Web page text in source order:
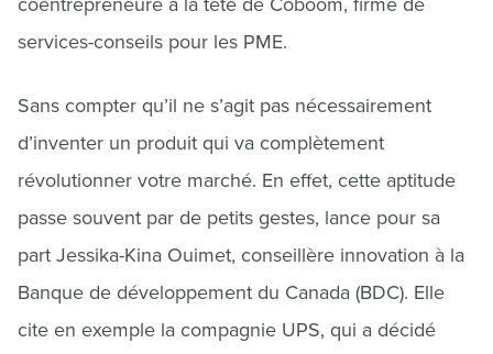
services-conseils pour les PME.
Sans compter qu’il ne s’agit pas nécessairement
d’inventer un produit qui va complètement
révolutionner votre marché. En effet, cette aptitude
passe souvent par de petits gestes, lance pour sa
part Jessika-Kina Ouimet, conseillère innovation à la
Banque de développement du Canada (BDC). Elle
cite en exemple la compagnie UPS, qui a décidé